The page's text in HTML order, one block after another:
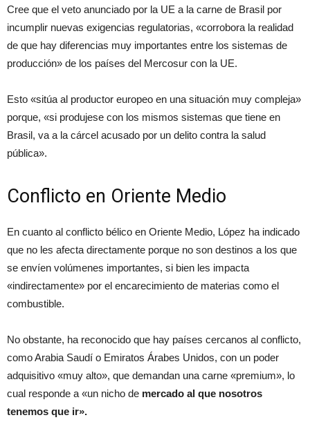
Cree que el veto anunciado por la UE a la carne de Brasil por
incumplir nuevas exigencias regulatorias, «corrobora la realidad
de que hay diferencias muy importantes entre los sistemas de
producción» de los países del Mercosur con la UE.
Esto «sitúa al productor europeo en una situación muy compleja»
porque, «si produjese con los mismos sistemas que tiene en
Brasil, va a la cárcel acusado por un delito contra la salud
pública».
Conflicto en Oriente Medio
En cuanto al conflicto bélico en Oriente Medio, López ha indicado
que no les afecta directamente porque no son destinos a los que
se envíen volúmenes importantes, si bien les impacta
«indirectamente» por el encarecimiento de materias como el
combustible.
No obstante, ha reconocido que hay países cercanos al conflicto,
como Arabia Saudí o Emiratos Árabes Unidos, con un poder
adquisitivo «muy alto», que demandan una carne «premium», lo
cual responde a «un nicho de mercado al que nosotros
tenemos que ir».